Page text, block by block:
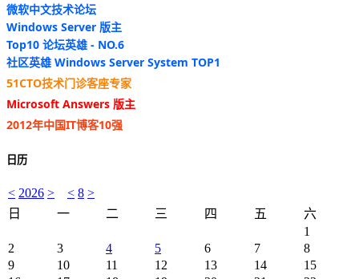
微软中文技术论坛
Windows Server 版主
Top10 论坛英雄 - NO.6
社区英雄 Windows Server System TOP1
51CTO技术门诊客座专家
Microsoft Answers 版主
2012年中国IT博客10强
日历
< 2026 > < 8 >
日
一 二 三 四 五
六
1
2
3 4 5 6 7
8
9
10 11 12 13 14
15